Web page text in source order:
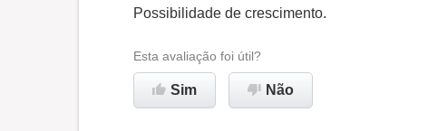
Oportunidade de promoção
Ambiente de trabalho
Recomenda esta empresa
Possibilidade de crescimento.
Esta avaliação foi útil?
Sim Não